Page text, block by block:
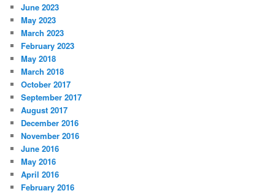
June 2023
May 2023
March 2023
February 2023
May 2018
March 2018
October 2017
September 2017
August 2017
December 2016
November 2016
June 2016
May 2016
April 2016
February 2016